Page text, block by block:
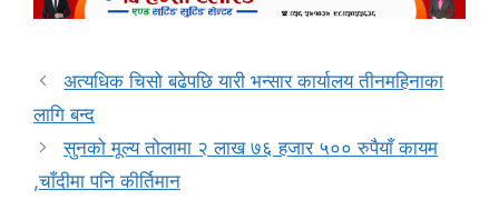
अत्यधिक चिसो बढेपछि यारी भन्सार कार्यालय तीनमहिनाका
लागि बन्द
सुनको मूल्य तोलामा २ लाख ७६ हजार ५०० रुपैयाँ कायम
,चाँदीमा पनि कीर्तिमान